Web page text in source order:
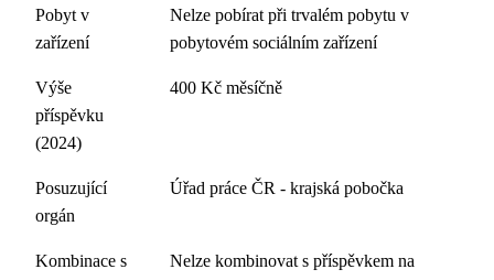
Pobyt v
zařízení
Nelze pobírat při trvalém pobytu v
pobytovém sociálním zařízení
Výše
příspěvku
(2024)
400 Kč měsíčně
Posuzující
orgán
Úřad práce ČR - krajská pobočka
Kombinace s
Nelze kombinovat s příspěvkem na